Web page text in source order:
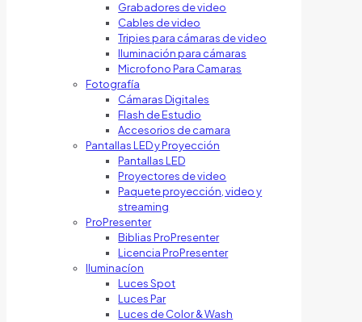
Grabadores de video
Cables de video
Tripies para cámaras de video
Iluminación para cámaras
Microfono Para Camaras
Fotografía
Cámaras Digitales
Flash de Estudio
Accesorios de camara
Pantallas LED y Proyección
Pantallas LED
Proyectores de video
Paquete proyección, video y
streaming
ProPresenter
Biblias ProPresenter
Licencia ProPresenter
Iluminacíon
Luces Spot
Luces Par
Luces de Color & Wash